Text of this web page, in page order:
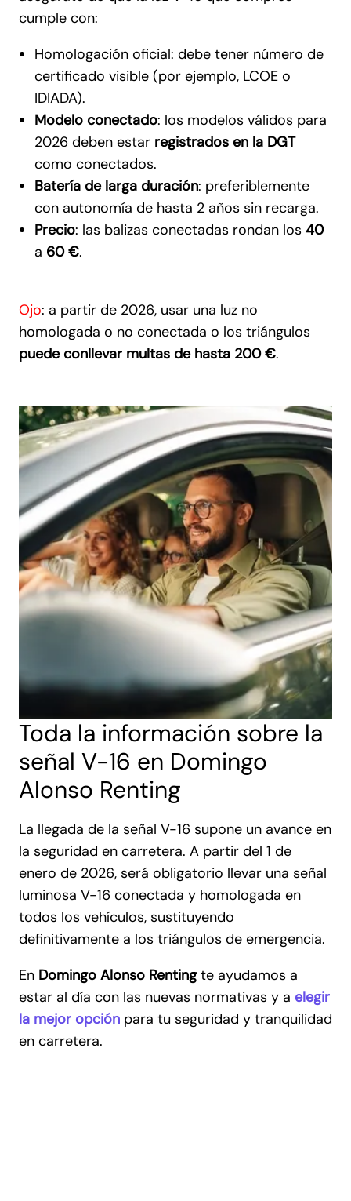
cumple con:
Homologación oficial: debe tener número de
certificado visible (por ejemplo, LCOE o
IDIADA).
Modelo conectado: los modelos válidos para
2026 deben estar registrados en la DGT
como conectados.
Batería de larga duración: preferiblemente
con autonomía de hasta 2 años sin recarga.
Precio: las balizas conectadas rondan los 40
a 60 €.
Ojo: a partir de 2026, usar una luz no
homologada o no conectada o los triángulos
puede conllevar multas de hasta 200 €.
Toda la información sobre la
señal V-16 en Domingo
Alonso Renting
La llegada de la señal V-16 supone un avance en
la seguridad en carretera. A partir del 1 de
enero de 2026, será obligatorio llevar una señal
luminosa V-16 conectada y homologada en
todos los vehículos, sustituyendo
definitivamente a los triángulos de emergencia.
En Domingo Alonso Rentingte ayudamos a
estar al día con las nuevas normativas y a elegir
la mejor opción para tu seguridad y tranquilidad
en carretera.